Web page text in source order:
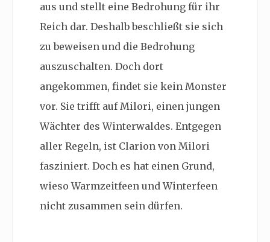
aus und stellt eine Bedrohung für ihr
Reich dar. Deshalb beschließt sie sich
zu beweisen und die Bedrohung
auszuschalten. Doch dort
angekommen, findet sie kein Monster
vor. Sie trifft auf Milori, einen jungen
Wächter des Winterwaldes. Entgegen
aller Regeln, ist Clarion von Milori
fasziniert. Doch es hat einen Grund,
wieso Warmzeitfeen und Winterfeen
nicht zusammen sein dürfen.